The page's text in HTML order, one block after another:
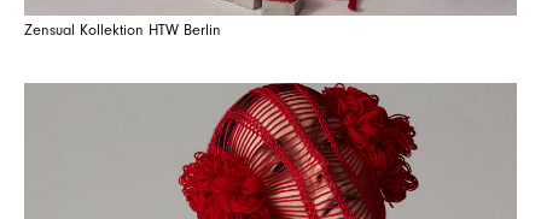
Zensual Kollektion HTW Berlin